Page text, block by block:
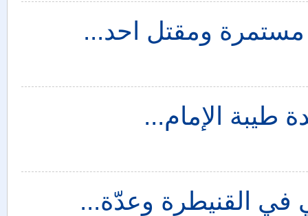
مستمرة ومقتل احد...
طيبة الإمام...
في القنيطرة وعدّة...